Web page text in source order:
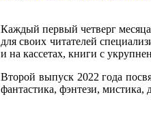
Каждый первый четверг
для своих читателей
и на кассетах, книги с
Второй выпуск 2022 года
фантастика, фэнтези,